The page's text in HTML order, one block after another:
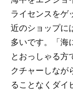
ライセンスをゲ
近のショップに
多いです。「海
とおっしゃる方
クチャーしなが
ることなくダイ